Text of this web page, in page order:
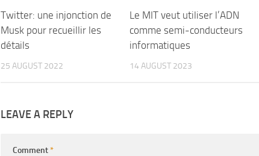
Twitter: une injonction de
Musk pour recueillir les
détails
25 AUGUST 2022
Le MIT veut utiliser l’ADN
comme semi-conducteurs
informatiques
14 AUGUST 2023
LEAVE A REPLY
Comment*